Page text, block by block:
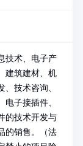
技术、电子产
建筑建材、机
技术咨询、
子接插件、
的技术开发与
的销售。（法